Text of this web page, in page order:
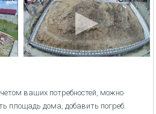
ваших потребностей, можно
площадь дома, добавить погреб.